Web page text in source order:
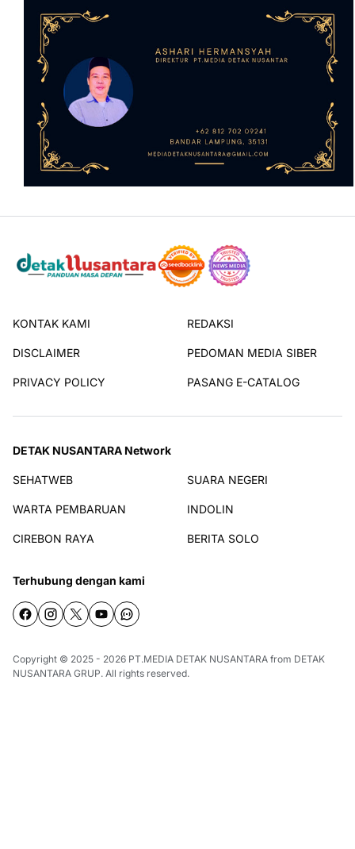
KONTAK KAMI REDAKSI
DISCLAIMER PEDOMAN MEDIA SIBER
PRIVACY POLICY PASANG E-CATALOG
DETAK NUSANTARA Network
SEHATWEB SUARA NEGERI
WARTA PEMBARUAN INDOLIN
CIREBON RAYA BERITA SOLO
Terhubung dengan kami
Copyright © 2025 - 2026 PT.MEDIA DETAK NUSANTARA from DETAK
NUSANTARA GRUP. All rights reserved.